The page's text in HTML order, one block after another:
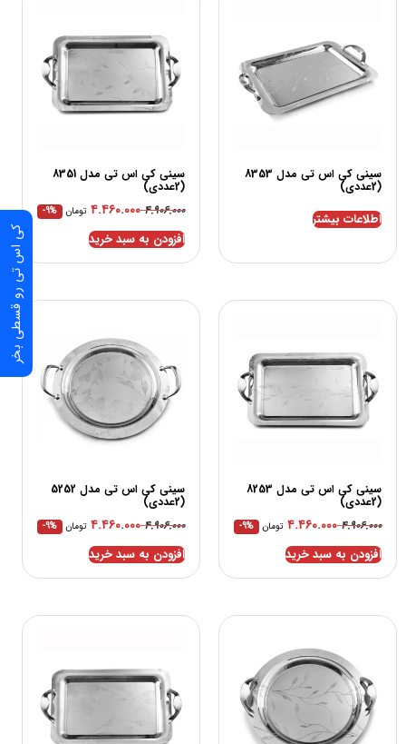
سینی کی اس تی مدل 8353
(2عددی)
اطلاعات بیشتر
سینی کی اس تی مدل 8351
(2عددی)
۴.۹۰۶.۰۰۰ ۴.۴۶۰.۰۰۰ تومان -9%
افزودن به سبد خرید
سینی کی اس تی مدل 8253
(2عددی)
۴.۹۰۶.۰۰۰ ۴.۴۶۰.۰۰۰ تومان -9%
افزودن به سبد خرید
سینی کی اس تی مدل 5252
(2عددی)
۴.۹۰۶.۰۰۰ ۴.۴۶۰.۰۰۰ تومان -9%
افزودن به سبد خرید
کی اس تی رو قسطی بخر